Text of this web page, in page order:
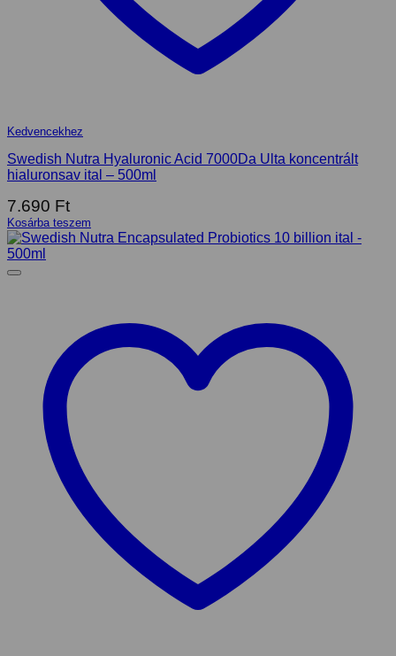
Kedvencekhez
Swedish Nutra Hyaluronic Acid 7000Da Ulta koncentrált
hialuronsav ital – 500ml
7.690 Ft
Kosárba teszem